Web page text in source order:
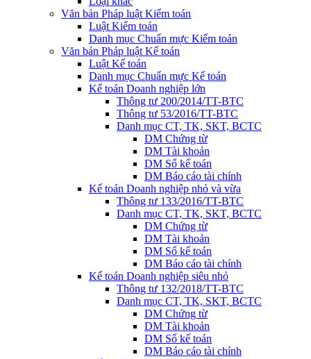
Văn bản Pháp luật Kiểm toán
Luật Kiểm toán
Danh mục Chuẩn mực Kiểm toán
Văn bản Pháp luật Kế toán
Luật Kế toán
Danh mục Chuẩn mực Kế toán
Kế toán Doanh nghiệp lớn
Thông tư 200/2014/TT-BTC
Thông tư 53/2016/TT-BTC
Danh mục CT, TK, SKT, BCTC
DM Chứng từ
DM Tài khoản
DM Sổ kế toán
DM Báo cáo tài chính
Kế toán Doanh nghiệp nhỏ và vừa
Thông tư 133/2016/TT-BTC
Danh mục CT, TK, SKT, BCTC
DM Chứng từ
DM Tài khoản
DM Sổ kế toán
DM Báo cáo tài chính
Kế toán Doanh nghiệp siêu nhỏ
Thông tư 132/2018/TT-BTC
Danh mục CT, TK, SKT, BCTC
DM Chứng từ
DM Tài khoản
DM Sổ kế toán
DM Báo cáo tài chính